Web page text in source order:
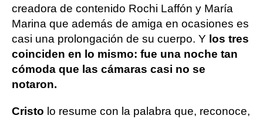
creadora de contenido Rochi Laffón y María
Marina que además de amiga en ocasiones es
casi una prolongación de su cuerpo. Y los tres
coinciden en lo mismo: fue una noche tan
cómoda que las cámaras casi no se
notaron.
Cristo lo resume con la palabra que, reconoce,